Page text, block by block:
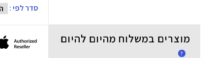
סדר לפי :
מוצרים במשלוח מהיום להיום
?